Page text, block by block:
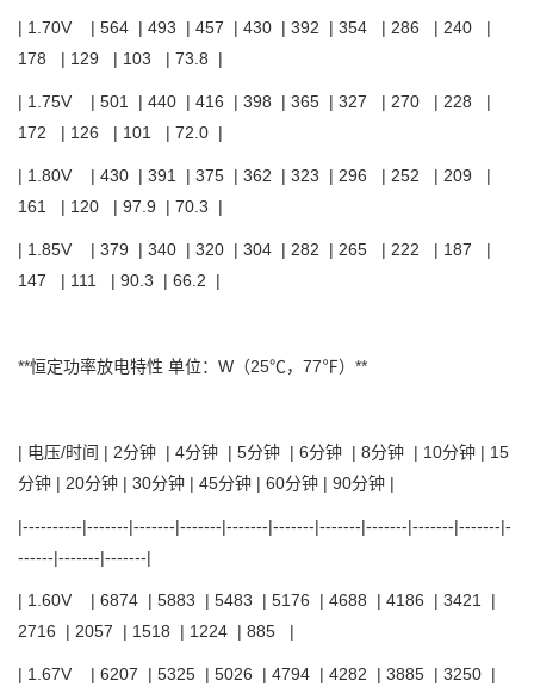
| 1.70V | 564 | 493 | 457 | 430 | 392 | 354 | 286 | 240 |
178 | 129 | 103 | 73.8 |
| 1.75V | 501 | 440 | 416 | 398 | 365 | 327 | 270 | 228 |
172 | 126 | 101 | 72.0 |
| 1.80V | 430 | 391 | 375 | 362 | 323 | 296 | 252 | 209 |
161 | 120 | 97.9 | 70.3 |
| 1.85V | 379 | 340 | 320 | 304 | 282 | 265 | 222 | 187 |
147 | 111 | 90.3 | 66.2 |
**恒定功率放电特性 单位：W（25℃，77℉）**
| 电压/时间 | 2分钟 | 4分钟 | 5分钟 | 6分钟 | 8分钟 | 10分钟 | 15
分钟 | 20分钟 | 30分钟 | 45分钟 | 60分钟 | 90分钟 |
|----------|-------|-------|-------|-------|-------|-------|-------|-------|-------|-
------|-------|-------|
| 1.60V | 6874 | 5883 | 5483 | 5176 | 4688 | 4186 | 3421 |
2716 | 2057 | 1518 | 1224 | 885 |
| 1.67V | 6207 | 5325 | 5026 | 4794 | 4282 | 3885 | 3250 |